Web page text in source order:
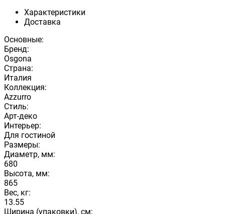
Характеристики
Доставка
Основные:
Бренд:
Osgona
Страна:
Италия
Коллекция:
Azzurro
Стиль:
Арт-деко
Интерьер:
Для гостиной
Размеры:
Диаметр, мм:
680
Высота, мм:
865
Вес, кг:
13.55
Ширина (упаковки), см: